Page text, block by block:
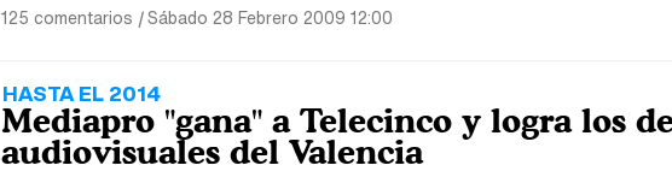
125 comentarios |Sábado 28 Febrero 2009 12:00
HASTA EL 2014
Mediapro "gana" a Telecinco y logra los
audiovisuales del Valencia